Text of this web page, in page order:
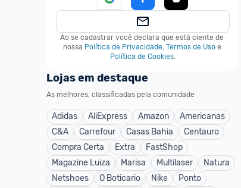
Ao se cadastrar você declara que está ciente de
nossa Política de Privacidade, Termos de Uso e
Política de Cookies.
Lojas em destaque
As melhores, classificadas pela comunidade
Adidas AliExpress Amazon
Americanas
C&A
Carrefour Casas Bahia
Centauro
Compra Certa
Extra
FastShop
Magazine Luiza
Marisa Multilaser
Natura
Netshoes
O Boticario Nike
Ponto